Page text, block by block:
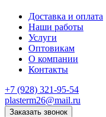
Доставка и оплата
Наши работы
Услуги
Оптовикам
О компании
Контакты
+7 (928) 321-95-54
plasterm26@mail.ru
Заказать звонок